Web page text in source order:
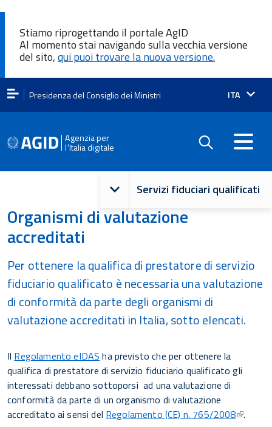
Stiamo riprogettando il portale AgID
Al momento stai navigando sulla vecchia versione
del sito,qui puoi trovare la nuova versione.
Presidenza del Consiglio dei Ministri Lingua
ITA
Agenzia per
l'Italia digitale
Navigazione
principale
Servizi fiduciari qualificati
Organismi di valutazione
accreditati
Per ottenere la qualifica di prestatore di servizio
fiduciario qualificato è necessaria una valutazione
di conformità da parte degli organismi di
valutazione accreditati in Italia, sotto elencati.
Il Regolamento eIDAS ha previsto che per ottenere la
qualifica di prestatore di servizio fiduciario qualificato gli
interessati debbano sottoporsi ad una valutazione di
conformità da parte di un organismo di valutazione
accreditato ai sensi del Regolamento (CE) n. 765/2008 .